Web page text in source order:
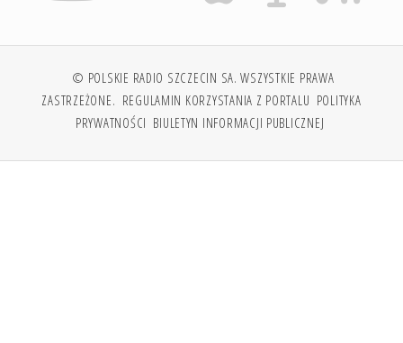
© POLSKIE RADIO SZCZECIN SA. WSZYSTKIE PRAWA
ZASTRZEŻONE. REGULAMIN KORZYSTANIA Z PORTALU POLITYKA
PRYWATNOŚCI BIULETYN INFORMACJI PUBLICZNEJ